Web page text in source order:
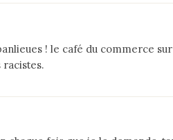
! le café du commerce
racistes.